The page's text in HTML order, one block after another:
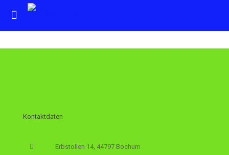
Kontaktdaten
Erbstollen 14, 44797 Bochum